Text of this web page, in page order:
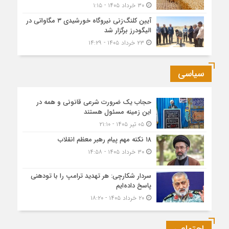
۳۰ خرداد ۱۴۰۵ - ۱:۱۵
آیین کلنگ‌زنی نیروگاه خورشیدی ۳ مگاواتی در
الیگودرز برگزار شد
سیاسی
حجاب یک ضرورت شرعی قانونی و همه در
این زمینه مسئول هستند
۰۵ تیر ۱۴۰۵ - ۲۱:۱۰
۱۸ نکته مهم پیام رهبر معظم انقلاب
۳۰ خرداد ۱۴۰۵ - ۱۴:۵۸
سردار شکارچی: هر تهدید ترامپ را با تودهنی
پاسخ داده‌ایم
۲۰ خرداد ۱۴۰۵ - ۱۸:۲۰